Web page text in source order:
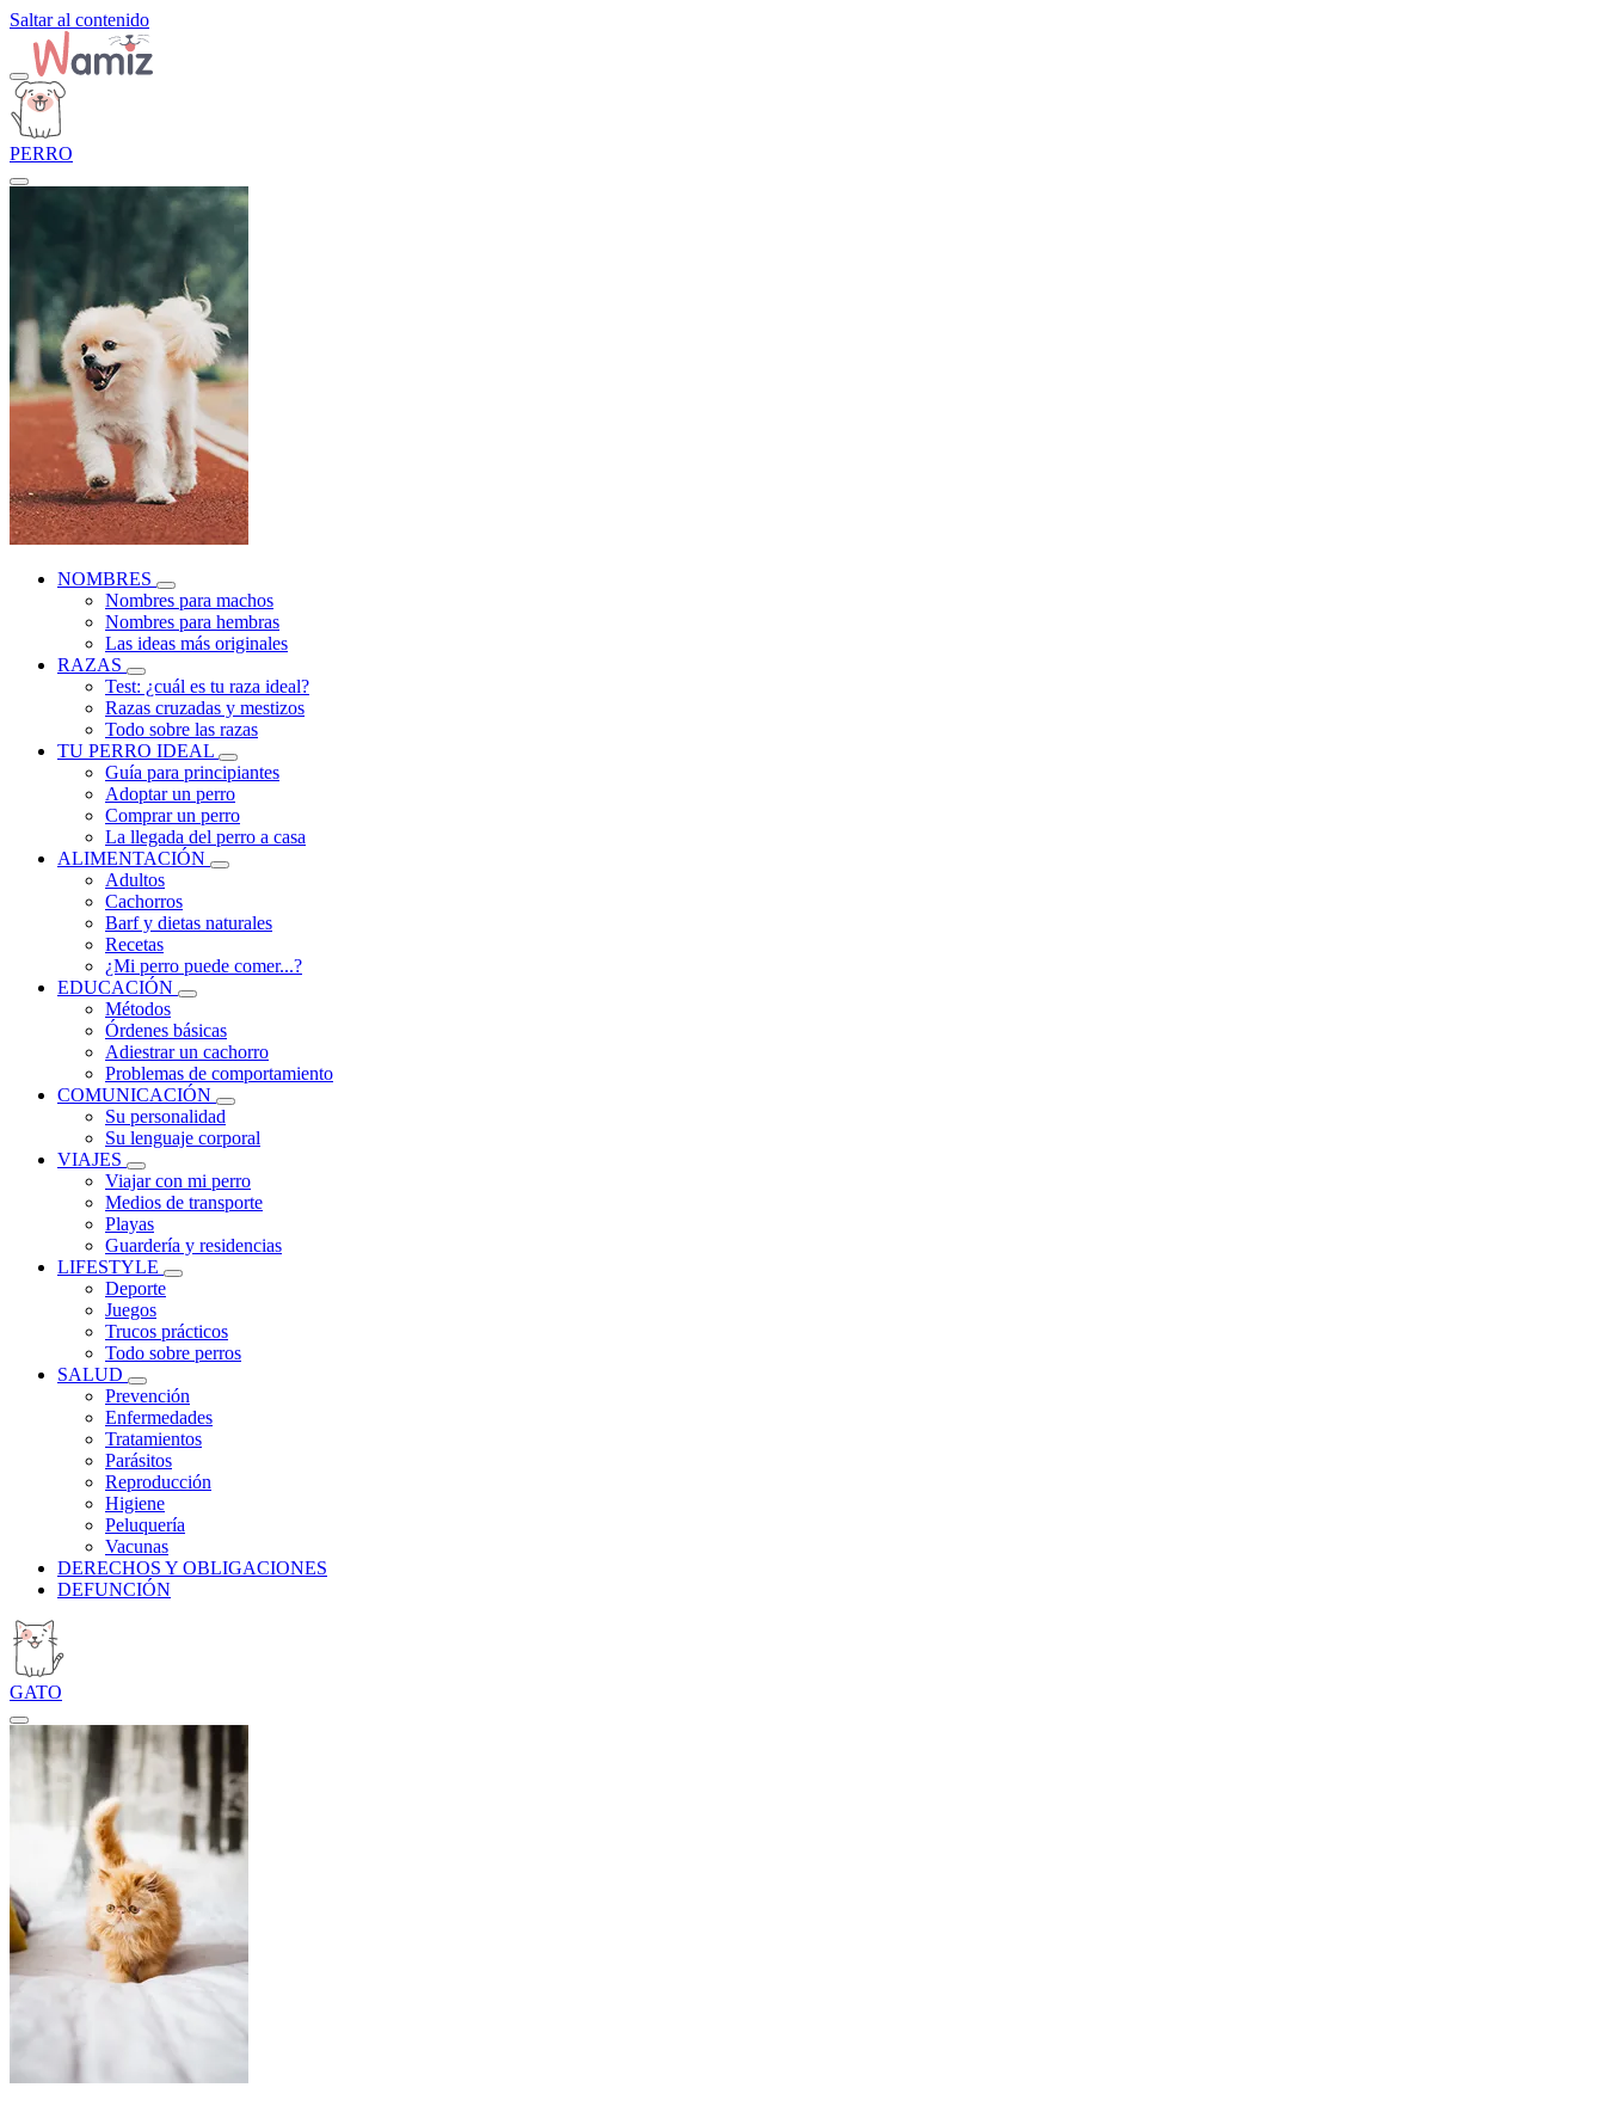
Saltar al contenido
PERRO
NOMBRES
Nombres para machos
Nombres para hembras
Las ideas más originales
RAZAS
Test: ¿cuál es tu raza ideal?
Razas cruzadas y mestizos
Todo sobre las razas
TU PERRO IDEAL
Guía para principiantes
Adoptar un perro
Comprar un perro
La llegada del perro a casa
ALIMENTACIÓN
Adultos
Cachorros
Barf y dietas naturales
Recetas
¿Mi perro puede comer...?
EDUCACIÓN
Métodos
Órdenes básicas
Adiestrar un cachorro
Problemas de comportamiento
COMUNICACIÓN
Su personalidad
Su lenguaje corporal
VIAJES
Viajar con mi perro
Medios de transporte
Playas
Guardería y residencias
LIFESTYLE
Deporte
Juegos
Trucos prácticos
Todo sobre perros
SALUD
Prevención
Enfermedades
Tratamientos
Parásitos
Reproducción
Higiene
Peluquería
Vacunas
DERECHOS Y OBLIGACIONES
DEFUNCIÓN
GATO